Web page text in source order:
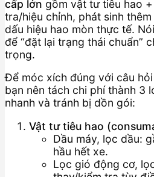
cấp lớn gồm vật tư tiêu hao
tra/hiệu chỉnh, phát sinh
dấu hiệu hao mòn thực tế.
để “đặt lại trạng thái chuẩn”
trọng.
Để móc xích đúng với câu hỏi
bạn nên tách chi phí thành 3
nhanh và tránh bị dồn gói:
Vật tư tiêu hao
Dầu máy, lọc dầu:
hầu hết xe.
Lọc gió động cơ,